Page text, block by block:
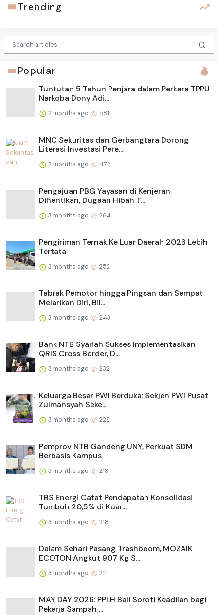
Trending
Popular
Tuntutan 5 Tahun Penjara dalam Perkara TPPU
Narkoba Dony Adi...
2 months ago 581
MNC Sekuritas dan Gerbangtara Dorong
Literasi Investasi Pere...
2 months ago 472
Pengajuan PBG Yayasan di Kenjeran
Dihentikan, Dugaan Hibah T...
3 months ago 264
Pengiriman Ternak Ke Luar Daerah 2026 Lebih
Tertata
3 months ago 252
Tabrak Pemotor hingga Pingsan dan Sempat
Melarikan Diri, Bil...
3 months ago 243
Bank NTB Syariah Sukses Implementasikan
QRIS Cross Border, D...
3 months ago 232
Keluarga Besar PWI Berduka: Sekjen PWI Pusat
Zulmansyah Seke...
3 months ago 228
Pemprov NTB Gandeng UNY, Perkuat SDM
Berbasis Kampus
3 months ago 219
TBS Energi Catat Pendapatan Konsolidasi
Tumbuh 20,5% di Kuar...
3 months ago 218
Dalam Sehari Pasang Trashboom, MOZAIK
ECOTON Angkut 907 Kg S...
3 months ago 211
MAY DAY 2026: PPLH Bali Soroti Keadilan bagi
Pekerja Sampah ...